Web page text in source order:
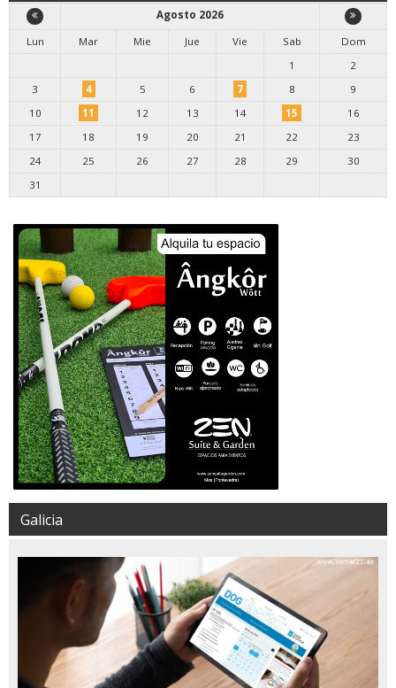
Agosto 2026
Lun
Mar Mie Jue Vie Sab
Dom
1
2
3
4 5 6 7 8
9
10
11 12 13 14 15
16
17
18 19 20 21 22
23
24
25 26 27 28 29
30
31
Galicia